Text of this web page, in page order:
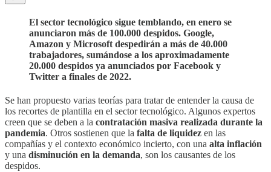
El sector tecnológico sigue temblando, en enero se
anunciaron más de 100.000 despidos. Google,
Amazon y Microsoft despedirán a más de 40.000
trabajadores, sumándose a los aproximadamente
20.000 despidos ya anunciados por Facebook y
Twitter a finales de 2022.
Se han propuesto varias teorías para tratar de entender la causa de
los recortes de plantilla en el sector tecnológico. Algunos expertos
creen que se deben a la contratación masiva realizada durante la
pandemia. Otros sostienen que la falta de liquidez en las
compañías y el contexto económico incierto, con una alta inflación
y una disminución en la demanda, son los causantes de los
despidos.